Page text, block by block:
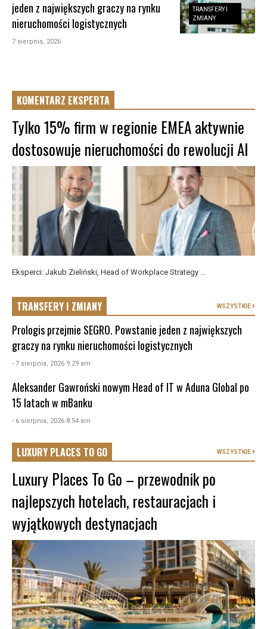
TRANSFERY I
ZMIANY
jeden z największych graczy na rynku
nieruchomości logistycznych
7 sierpnia, 2026
KOMENTARZ EKSPERTA
Tylko 15% firm w regionie EMEA aktywnie
dostosowuje nieruchomości do rewolucji AI
Eksperci: Jakub Zieliński, Head of Workplace Strategy ...
TRANSFERY I ZMIANY WSZYSTKIE
Prologis przejmie SEGRO. Powstanie jeden z największych
graczy na rynku nieruchomości logistycznych
- 7 sierpnia, 2026 9:29 am
Aleksander Gawroński nowym Head of IT w Aduna Global po
15 latach w mBanku
- 6 sierpnia, 2026 8:54 am
LUXURY PLACES TO GO WSZYSTKIE
Luxury Places To Go – przewodnik po
najlepszych hotelach, restauracjach i
wyjątkowych destynacjach